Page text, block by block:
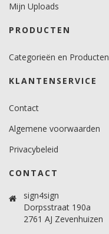
Mijn Uploads
PRODUCTEN
Categorieën en Producten
KLANTENSERVICE
Contact
Algemene voorwaarden
Privacybeleid
CONTACT
sign4sign
Dorpsstraat 190a
2761 AJ Zevenhuizen